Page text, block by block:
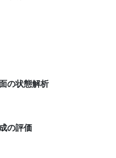
の状態解析
の評価